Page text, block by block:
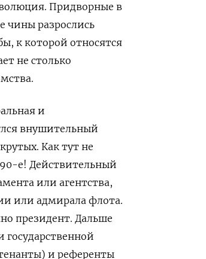
Придворные в
чины разрослись
к которой относятся
не столько
и
внушительный
Как тут не
е! Действительный
или агентства,
или адмирала флота.
президент. Дальше
и референты